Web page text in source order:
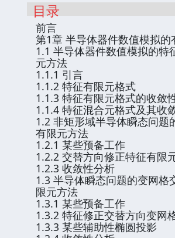
目录
前言
第1章 半导体器件数值模拟的
1.1 半导体器件数值模拟的特
元方法
1.1.1 引言
1.1.2 特征有限元格式
1.1.3 特征有限元格式的收敛
1.1.4 特征混合元格式及其收
1.2 非矩形域半导体瞬态问题
有限元方法
1.2.1 某些预备工作
1.2.2 交替方向修正特征有限
1.2.3 收敛性分析
1.3 半导体瞬态问题的变网格
限元方法
1.3.1 某些预备工作
1.3.2 特征修正交替方向变网
1.3.3 某些辅助性椭圆投影